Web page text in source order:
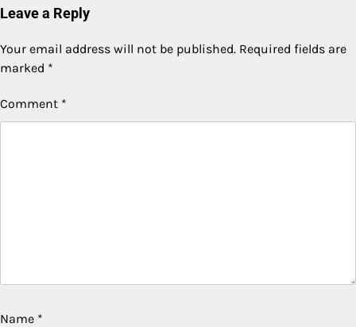
Leave a Reply
Your email address will not be published. Required fields are
marked *
Comment *
Name *